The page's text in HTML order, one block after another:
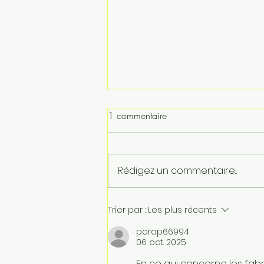
Bébé et soleil : les erreurs à ne
1 commentaire
Rédigez un commentaire...
Trier par : Les plus récents
porap66994
06 oct. 2025